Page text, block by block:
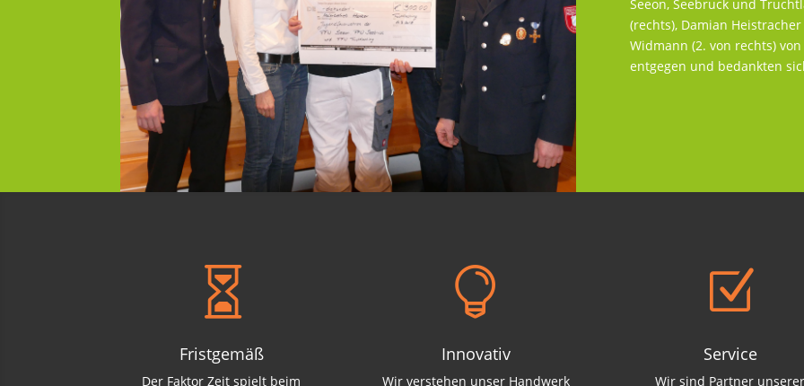
Seeon, Seebruck und
(rechts), Damian
Widmann (2. von rechts)
entgegen und bedankten

Fristgemäß
Der Faktor Zeit spielt beim

Innovativ
Wir verstehen unser Handwerk
Z
Service
Wir sind Partner